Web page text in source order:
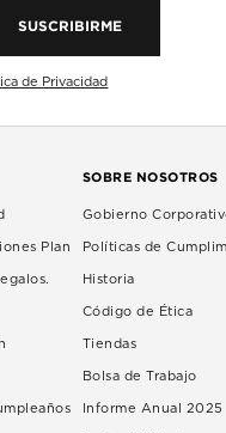
SUSCRIBIRME
de Privacidad
Plan
SOBRE NOSOTROS
Gobierno
Políticas de
Historia
Código de Ética
Tiendas
Bolsa de Trabajo
Informe Anual 2025